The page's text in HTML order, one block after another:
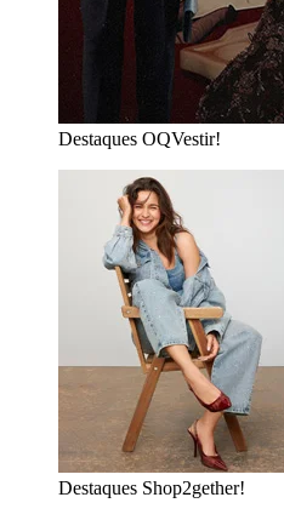
Destaques OQVestir!
Destaques Shop2gether!